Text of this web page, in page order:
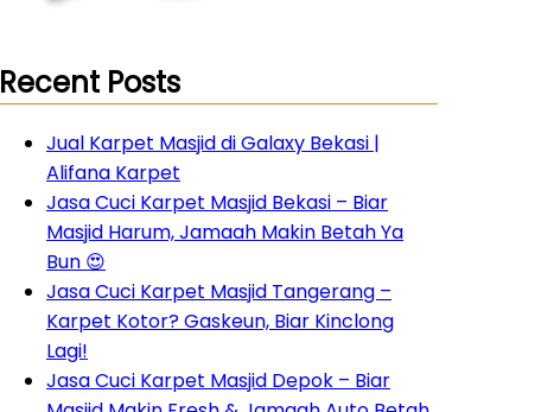
Recent Posts
Jual Karpet Masjid di Galaxy Bekasi |
Alifana Karpet
Jasa Cuci Karpet Masjid Bekasi – Biar
Masjid Harum, Jamaah Makin Betah Ya
Bun 😍
Jasa Cuci Karpet Masjid Tangerang –
Karpet Kotor? Gaskeun, Biar Kinclong
Lagi!
Jasa Cuci Karpet Masjid Depok – Biar